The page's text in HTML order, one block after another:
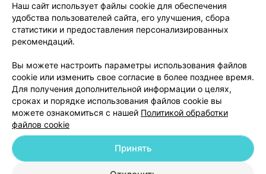
Вакансии
Партнеры
Написать руководителю 103.by
Обработка персональных данных
© 2026 ООО «Артокс Лаб», УНП 191700409
| 220012, Республика Беларусь,
г. Минск, улица Толбухина, 2, пом. 16 | help@103.by
Наш сайт использует файлы cookie для обеспечения
удобства пользователей сайта, его улучшения, сбора
статистики и предоставления персонализированных
рекомендаций.
Вы можете настроить параметры использования файлов
cookie или изменить свое согласие в более позднее время.
Для получения дополнительной информации о целях,
сроках и порядке использования файлов cookie вы
можете ознакомиться с нашей Политикой обработки
файлов cookie
Принять